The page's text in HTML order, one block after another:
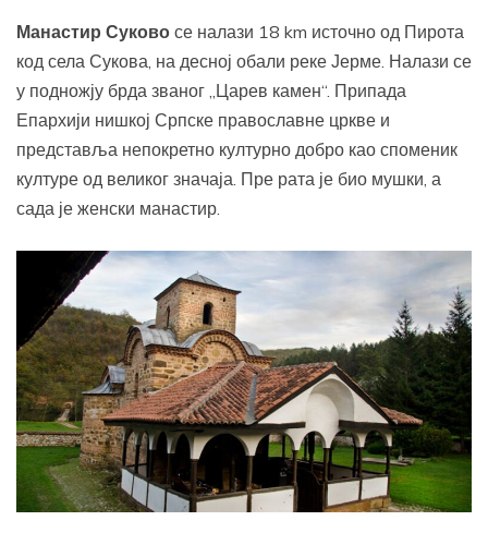
Манастир Суково се налази 18 km источно од Пирота
код села Сукова, на десној обали реке Јерме. Налази се
у подножју брда званог „Царев камен“. Припада
Епархији нишкој Српске православне цркве и
представља непокретно културно добро као споменик
културе од великог значаја. Пре рата је био мушки, а
сада је женски манастир.